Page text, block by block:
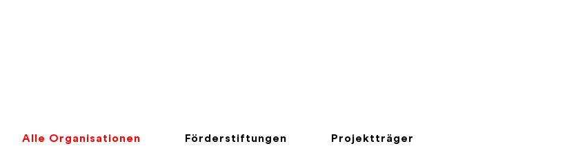
Alle Organisationen Förderstiftungen Projektträger